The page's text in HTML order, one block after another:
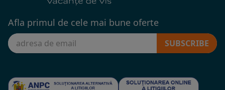
Afla primul de cele mai bune oferte
SUBSCRIBE